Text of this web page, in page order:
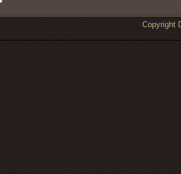
Copyright